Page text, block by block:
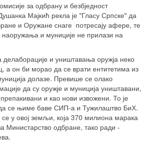
за одбрану и безбједност
Мајкић рекла је "Гласу Српске" да
и Оружане снаге потресају афере, те
и муниције не прилази на
и уништавања оружја неко
а он би морао да се врати ентитетима из
долазе. Превише се олако
да су оружје и муниција уништавани,
и као нови извожени. То је
се њиме баве СИП-а и Тужилаштво БиХ.
се у овој земљи, која 370 милиона марака
Министарство одбране, тако ради -